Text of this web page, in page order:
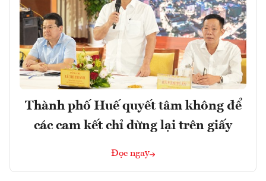
Thành phố Huế quyết tâm không để
các cam kết chỉ dừng lại trên giấy
Đọc ngay